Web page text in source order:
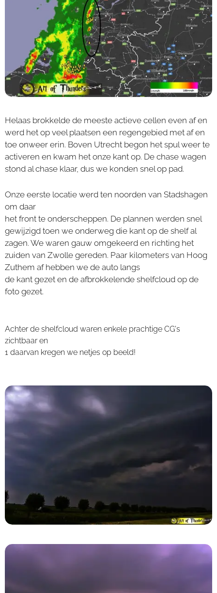
Helaas brokkelde de meeste actieve cellen even af en
werd het op veel plaatsen een regengebied met af en
toe onweer erin. Boven Utrecht begon het spul weer te
activeren en kwam het onze kant op. De chase wagen
stond al chase klaar, dus we konden snel op pad.
Onze eerste locatie werd ten noorden van Stadshagen
om daar
het front te onderscheppen. De plannen werden snel
gewijzigd toen we onderweg die kant op de shelf al
zagen. We waren gauw omgekeerd en richting het
zuiden van Zwolle gereden. Paar kilometers van Hoog
Zuthem af hebben we de auto langs
de kant gezet en de afbrokkelende shelfcloud op de
foto gezet.
Achter de shelfcloud waren enkele prachtige CG's
zichtbaar en
1 daarvan kregen we netjes op beeld!